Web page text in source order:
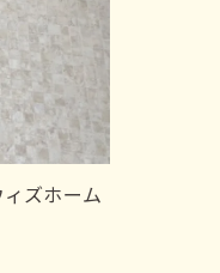
ズホーム